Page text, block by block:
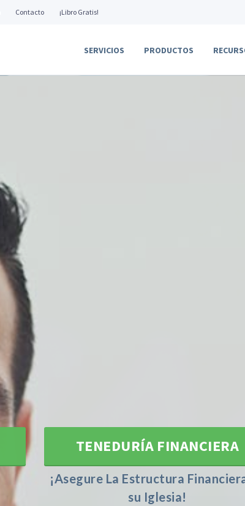
Contacto ¡Libro Gratis!
SERVICIOS PRODUCTOS
TENEDURÍA FINANCIERA
¡Asegure La Estructura
su Iglesia!